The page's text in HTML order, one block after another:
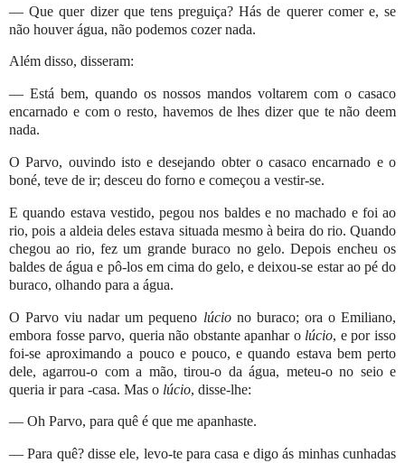
— Que quer dizer que tens preguiça? Hás de querer comer e, se
não houver água, não podemos cozer nada.
Além disso, disseram:
— Está bem, quando os nossos mandos voltarem com o casaco
encarnado e com o resto, havemos de lhes dizer que te não deem
nada.
O Parvo, ouvindo isto e desejando obter o casaco encarnado e o
boné, teve de ir; desceu do forno e começou a vestir-se.
E quando estava vestido, pegou nos baldes e no machado e foi ao
rio, pois a aldeia deles estava situada mesmo à beira do rio. Quando
chegou ao rio, fez um grande buraco no gelo. Depois encheu os
baldes de água e pô-los em cima do gelo, e deixou-se estar ao pé do
buraco, olhando para a água.
O Parvo viu nadar um pequeno lúciono buraco; ora o Emiliano,
embora fosse parvo, queria não obstante apanhar o lúcio, e por isso
foi-se aproximando a pouco e pouco, e quando estava bem perto
dele, agarrou-o com a mão, tirou-o da água, meteu-o no seio e
queria ir para -casa. Mas o lúcio, disse-lhe:
— Oh Parvo, para quê é que me apanhaste.
— Para quê? disse ele, levo-te para casa e digo ás minhas cunhadas